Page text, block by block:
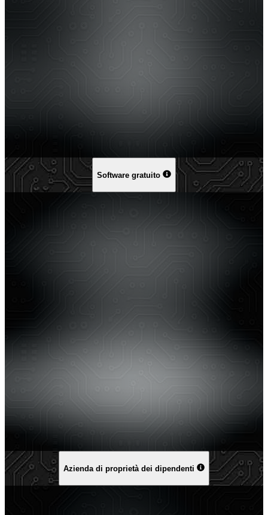
Software gratuito
Azienda di proprietà dei dipendenti